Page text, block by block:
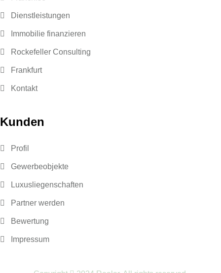
Dienstleistungen
Immobilie finanzieren
Rockefeller Consulting
Frankfurt
Kontakt
Kunden
Profil
Gewerbeobjekte
Luxusliegenschaften
Partner werden
Bewertung
Impressum